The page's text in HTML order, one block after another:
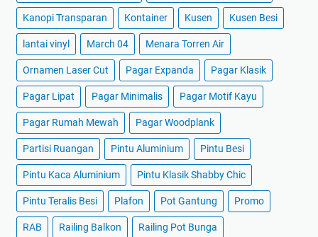
Kanopi Transparan Kontainer Kusen Kusen Besi
lantai vinyl March 04 Menara Torren Air
Ornamen Laser Cut Pagar Expanda Pagar Klasik
Pagar Lipat Pagar Minimalis Pagar Motif Kayu
Pagar Rumah Mewah Pagar Woodplank
Partisi Ruangan Pintu Aluminium Pintu Besi
Pintu Kaca Aluminium Pintu Klasik Shabby Chic
Pintu Teralis Besi Plafon Pot Gantung Promo
RAB Railing Balkon Railing Pot Bunga